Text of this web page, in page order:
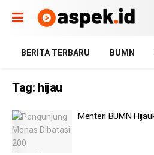
BERITA TERBARU BUMN
Tag: hijau
Menteri BUMN